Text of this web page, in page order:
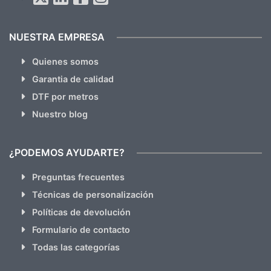
NUESTRA EMPRESA
Quienes somos
Garantia de calidad
DTF por metros
Nuestro blog
¿PODEMOS AYUDARTE?
Preguntas frecuentes
Técnicas de personalización
Políticas de devolución
Formulario de contacto
Todas las categorías